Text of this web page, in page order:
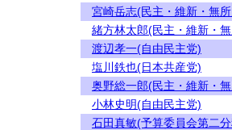
宮崎岳志(民主・維新・無
緒方林太郎(民主・維新・
渡辺孝一(自由民主党)
塩川鉄也(日本共産党)
奥野総一郎(民主・維新・
小林史明(自由民主党)
石田真敏(予算委員会第二